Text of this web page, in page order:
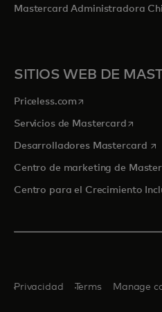
Mastercard Administradora
SITIOS WEB DE
Priceless.com se abre en una
Servicios de Mastercardse abre
Desarrolladores Mastercard
Centro de marketing de
Centro para el Crecimiento
Privacidad Terms Manage